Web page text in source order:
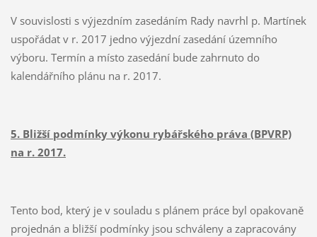
V souvislosti s výjezdním zasedáním Rady navrhl p. Martínek
uspořádat v r. 2017 jedno výjezdní zasedání územního
výboru. Termín a místo zasedání bude zahrnuto do
kalendářního plánu na r. 2017.
5. Bližší podmínky výkonu rybářského práva (BPVRP)
na r. 2017.
Tento bod, který je v souladu s plánem práce byl opakovaně
projednán a bližší podmínky jsou schváleny a zapracovány